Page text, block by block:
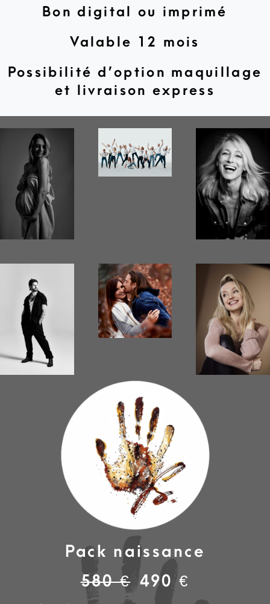
Bon digital ou imprimé
Valable 12 mois
Possibilité d’option maquillage
et livraison express
Pack naissance
580 €490 €